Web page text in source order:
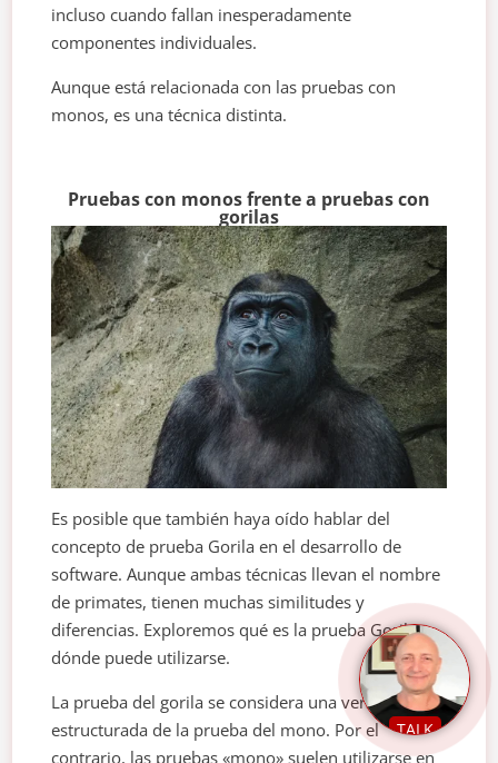
incluso cuando fallan inesperadamente
componentes individuales.
Aunque está relacionada con las pruebas con
monos, es una técnica distinta.
Pruebas con monos frente a pruebas con
gorilas
Es posible que también haya oído hablar del
concepto de prueba Gorila en el desarrollo de
software. Aunque ambas técnicas llevan el nombre
de primates, tienen muchas similitudes y
diferencias. Exploremos qué es la prueba Gorila y
dónde puede utilizarse.
La prueba del gorila se considera una versión más
estructurada de la prueba del mono. Por el
contrario, las pruebas «mono» suelen utilizarse en
TALK